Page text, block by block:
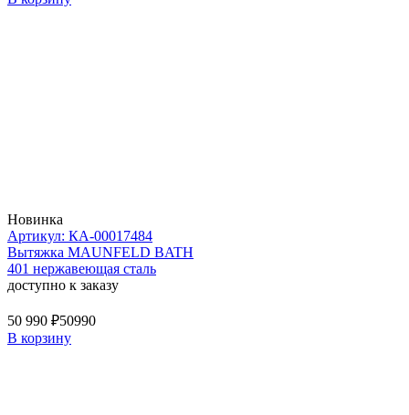
Новинка
Артикул: КА-00017484
Вытяжка MAUNFELD BATH
401 нержавеющая сталь
доступно к заказу
50 990 ₽50990
В корзину